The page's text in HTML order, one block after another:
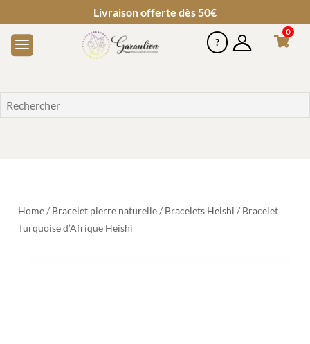
Livraison offerte dès 50€
0
Home/ Bracelet pierre naturelle/ Bracelets Heishi / Bracelet
Turquoise d’Afrique Heishi